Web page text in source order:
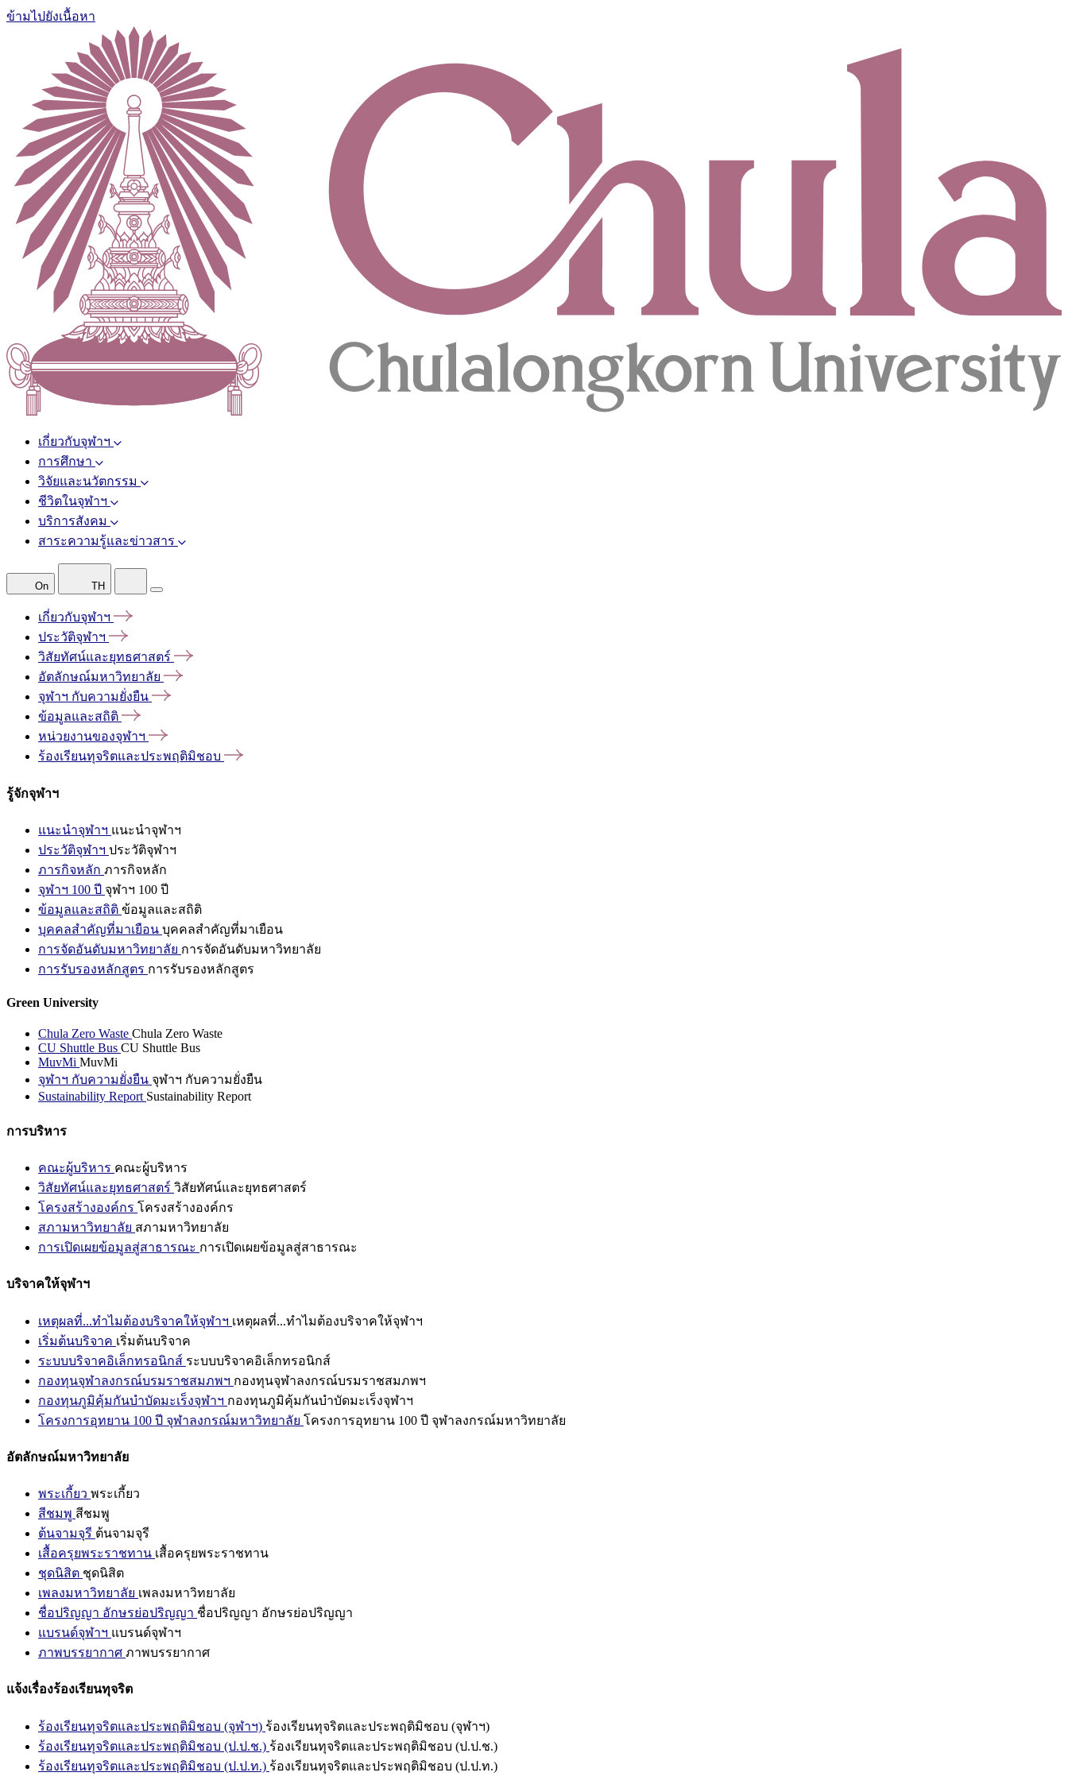
ข้ามไปยังเนื้อหา
เกี่ยวกับจุฬาฯ
การศึกษา
วิจัยและนวัตกรรม
ชีวิตในจุฬาฯ
บริการสังคม
สาระความรู้และข่าวสาร
On TH
เกี่ยวกับจุฬาฯ
ประวัติจุฬาฯ
วิสัยทัศน์และยุทธศาสตร์
อัตลักษณ์มหาวิทยาลัย
จุฬาฯ กับความยั่งยืน
ข้อมูลและสถิติ
หน่วยงานของจุฬาฯ
ร้องเรียนทุจริตและประพฤติมิชอบ
รู้จักจุฬาฯ
แนะนำจุฬาฯ แนะนำจุฬาฯ
ประวัติจุฬาฯ ประวัติจุฬาฯ
ภารกิจหลัก ภารกิจหลัก
จุฬาฯ 100 ปี จุฬาฯ 100 ปี
ข้อมูลและสถิติ ข้อมูลและสถิติ
บุคคลสำคัญที่มาเยือน บุคคลสำคัญที่มาเยือน
การจัดอันดับมหาวิทยาลัย การจัดอันดับมหาวิทยาลัย
การรับรองหลักสูตร การรับรองหลักสูตร
Green University
Chula Zero Waste Chula Zero Waste
CU Shuttle Bus CU Shuttle Bus
MuvMi MuvMi
จุฬาฯ กับความยั่งยืน จุฬาฯ กับความยั่งยืน
Sustainability Report Sustainability Report
การบริหาร
คณะผู้บริหาร คณะผู้บริหาร
วิสัยทัศน์และยุทธศาสตร์ วิสัยทัศน์และยุทธศาสตร์
โครงสร้างองค์กร โครงสร้างองค์กร
สภามหาวิทยาลัย สภามหาวิทยาลัย
การเปิดเผยข้อมูลสู่สาธารณะ การเปิดเผยข้อมูลสู่สาธารณะ
บริจาคให้จุฬาฯ
เหตุผลที่...ทำไมต้องบริจาคให้จุฬาฯ เหตุผลที่...ทำไมต้องบริจาคให้จุฬาฯ
เริ่มต้นบริจาค เริ่มต้นบริจาค
ระบบบริจาคอิเล็กทรอนิกส์ ระบบบริจาคอิเล็กทรอนิกส์
กองทุนจุฬาลงกรณ์บรมราชสมภพฯ กองทุนจุฬาลงกรณ์บรมราชสมภพฯ
กองทุนภูมิคุ้มกันบำบัดมะเร็งจุฬาฯ กองทุนภูมิคุ้มกันบำบัดมะเร็งจุฬาฯ
โครงการอุทยาน 100 ปี จุฬาลงกรณ์มหาวิทยาลัย โครงการอุทยาน 100 ปี จุฬาลงกรณ์มหาวิทยาลัย
อัตลักษณ์มหาวิทยาลัย
พระเกี้ยว พระเกี้ยว
สีชมพู สีชมพู
ต้นจามจุรี ต้นจามจุรี
เสื้อครุยพระราชทาน เสื้อครุยพระราชทาน
ชุดนิสิต ชุดนิสิต
เพลงมหาวิทยาลัย เพลงมหาวิทยาลัย
ชื่อปริญญา อักษรย่อปริญญา ชื่อปริญญา อักษรย่อปริญญา
แบรนด์จุฬาฯ แบรนด์จุฬาฯ
ภาพบรรยากาศ ภาพบรรยากาศ
แจ้งเรื่องร้องเรียนทุจริต
ร้องเรียนทุจริตและประพฤติมิชอบ (จุฬาฯ) ร้องเรียนทุจริตและประพฤติมิชอบ (จุฬาฯ)
ร้องเรียนทุจริตและประพฤติมิชอบ (ป.ป.ช.) ร้องเรียนทุจริตและประพฤติมิชอบ (ป.ป.ช.)
ร้องเรียนทุจริตและประพฤติมิชอบ (ป.ป.ท.) ร้องเรียนทุจริตและประพฤติมิชอบ (ป.ป.ท.)